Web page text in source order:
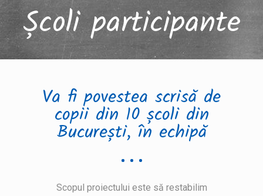
Școli participante
Va fi povestea scrisă de
copii din 10 școli din
București, în echipă
Scopul proiectului este să restabilim